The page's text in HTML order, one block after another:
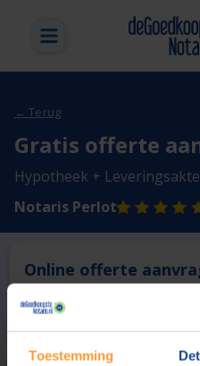
Toestemming
← Terug
Gratis offerte
Hypotheek +
Notaris Perlot
Online offerte
Deze notaris biedt